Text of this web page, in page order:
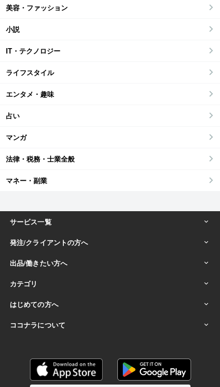
美容・ファッション
小説
IT・テクノロジー
ライフスタイル
エンタメ・趣味
占い
マンガ
法律・税務・士業全般
マネー・副業